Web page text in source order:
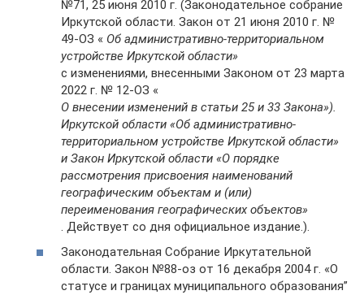
№71, 25 июня 2010 г. (Законодательное собрание
Иркутской области. Закон от 21 июня 2010 г. №
49-ОЗ « Об административно-территориальном
устройстве Иркутской области»
с изменениями, внесенными Законом от 23 марта
2022 г. № 12-ОЗ «
О внесении изменений в статьи 25 и 33 Закона»).
Иркутской области «Об административно-
территориальном устройстве Иркутской области»
и Закон Иркутской области «О порядке
рассмотрения присвоения наименований
географическим объектам и (или)
переименования географических объектов»
. Действует со дня официальное издание.).
Законодательная Собрание Иркутательной
области. Закон №88-оз от 16 декабря 2004 г. «О
статусе и границах муниципального образования”